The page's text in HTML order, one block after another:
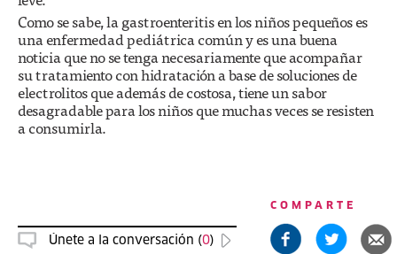
Como se sabe, la gastroenteritis en los niños pequeños es
una enfermedad pediátrica común y es una buena
noticia que no se tenga necesariamente que acompañar
su tratamiento con hidratación a base de soluciones de
electrolitos que además de costosa, tiene un sabor
desagradable para los niños que muchas veces se resisten
a consumirla.
Únete a la conversación (0)
COMPARTE